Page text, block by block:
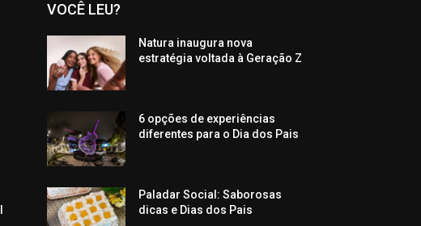
VOCÊ LEU?
Natura inaugura nova
estratégia voltada à Geração Z
6 opções de experiências
diferentes para o Dia dos Pais
Paladar Social: Saborosas
dicas e Dias dos Pais